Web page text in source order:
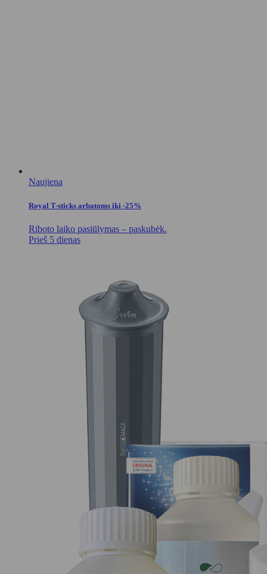
Naujiena
Royal T-sticks arbatoms iki -25%
Riboto laiko pasiūlymas – paskubėk.
Prieš 5 dienas